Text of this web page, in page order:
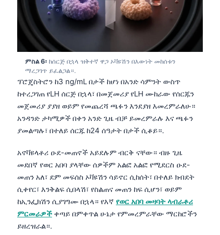
ምስል 6፡ ከሰርጅ በኋላ ዝቅተኛ ዋጋ ኦቫዩሽን በእውነት መከሰቱን
ማረጋገጥ ይፈልጋል።.
ፕሮጄስትሮን ከ3 ng/mL በታች ከሆነ በአንድ ሳምንት ውስጥ
ከተረጋገጠ የLH ሰርጅ በኋላ፣ በመጀመሪያ የLH ሙከራው የሰርጁን
መጀመሪያ ያያዘ ወይም የመጨረሻ ጫፉን እንደያዘ እመረምራለሁ።
አንዳንድ ታካሚዎች በቀን አንድ ጊዜ ብቻ ይመረምራሉ እና ጫፉን
ያመልጣሉ፣ በተለይ ሰርጁ ከ24 ሰዓታት በታች ሲቆይ።.
አኖቫዩላቶሪ ዑደ-መጠኖች አይደሉም ብርቅ ናቸው። ብዙ ጊዜ
መደበኛ የወር አበባ ያላቸው ሰዎችም አልፎ አልፎ የሚደርስ ዑደ-
መጠን አለ፣ ደም መፍሰስ ኦቫዩሽን ሳይኖር ሲከሰት፣ በተለይ ክብደት
ሲቀየር፣ እንቅልፍ ሲበላሽ፣ የስልጠና መጠን ከፍ ሲሆን፣ ወይም
ከኢንፌክሽን ሲያገግሙ በኋላ። የእኛ የወር አበባ መዛባት ላብራቶሪ
ምርመራዎች ቀጣይ በምቀጥል ሁኔታ የምመረምራቸው ማርከሮችን
ይዘረዝራል።.